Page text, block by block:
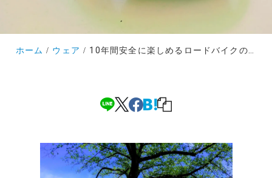
ホーム ウェア 10年間安全に楽しめるロードバイクのアイウェアの選び方